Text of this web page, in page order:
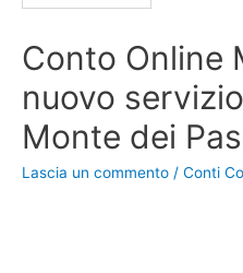
Conto Online
nuovo
Monte dei
Lascia un commento / Conti